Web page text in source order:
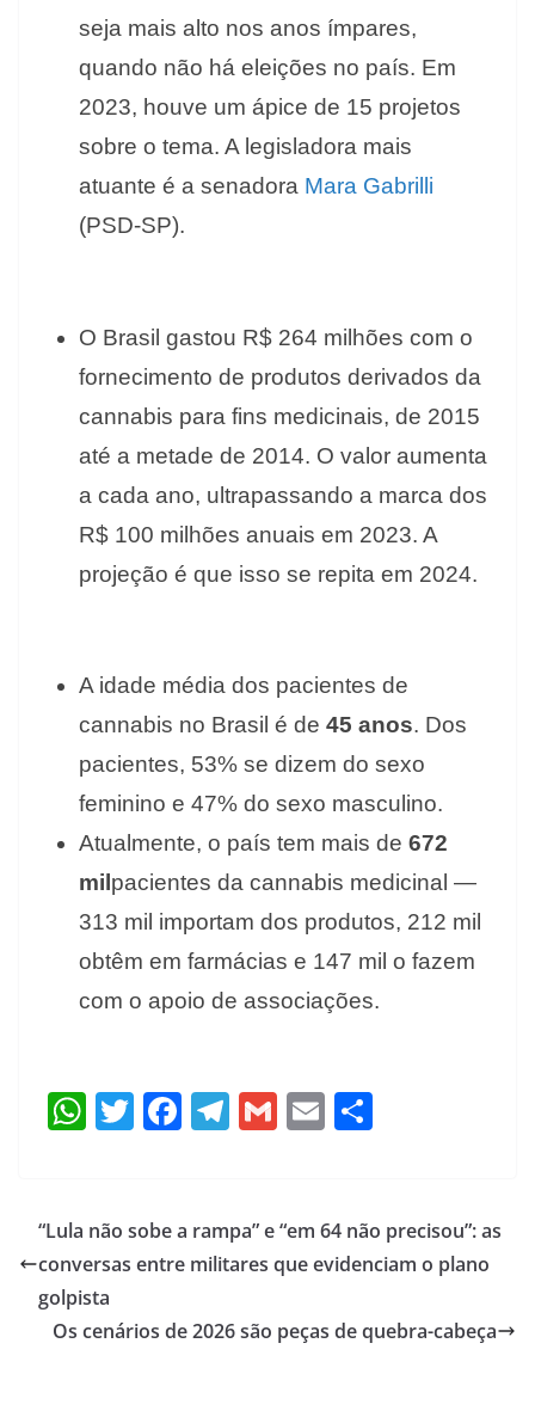
seja mais alto nos anos ímpares,
quando não há eleições no país. Em
2023, houve um ápice de 15 projetos
sobre o tema. A legisladora mais
atuante é a senadora Mara Gabrilli
(PSD-SP).
O Brasil gastou R$ 264 milhões com o
fornecimento de produtos derivados da
cannabis para fins medicinais, de 2015
até a metade de 2014. O valor aumenta
a cada ano, ultrapassando a marca dos
R$ 100 milhões anuais em 2023. A
projeção é que isso se repita em 2024.
A idade média dos pacientes de
cannabis no Brasil é de 45 anos. Dos
pacientes, 53% se dizem do sexo
feminino e 47% do sexo masculino.
Atualmente, o país tem mais de 672
mil pacientes da cannabis medicinal —
313 mil importam dos produtos, 212 mil
obtêm em farmácias e 147 mil o fazem
com o apoio de associações.
W
s
A
p
p
T
er
F
b
o
k
T
gr
a
G
l
E
l e
“Lula não sobe a rampa” e “em 64 não precisou”: as
conversas entre militares que evidenciam o plano
golpista
Os cenários de 2026 são peças de quebra-cabeça